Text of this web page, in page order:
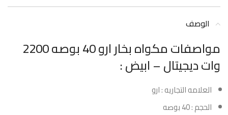
الوصف
مواصفات مكواه بخار ارو 40 بوصه 2200
وات ديجيتال – ابيض :
العلامه التجاريه : ارو
الحجم : 40 بوصه